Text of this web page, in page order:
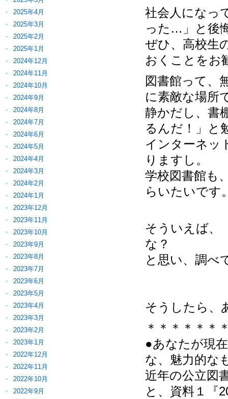
2025年4月
2025年3月
2025年2月
2025年1月
2024年12月
2024年11月
2024年10月
2024年9月
2024年8月
2024年7月
2024年6月
2024年5月
2024年4月
2024年3月
2024年2月
2024年1月
2023年12月
2023年11月
2023年10月
2023年9月
2023年8月
2023年7月
2023年6月
2023年5月
2023年4月
2023年3月
2023年2月
2023年1月
2022年12月
2022年11月
2022年10月
2022年9月
社会人になっ
った…」と後
ぜひ、高校生
おくことをお
図書館って、
に素敵な場所
静かだし、書
るんだ！」と
インターネッ
りますし。
学校図書館も
らいたいです
そういえば、
な？
と思い、調べ
そうしたら、
＊＊＊＊＊＊
●あなたが現
な、魅力的な
近年の公立図
と、資料１『